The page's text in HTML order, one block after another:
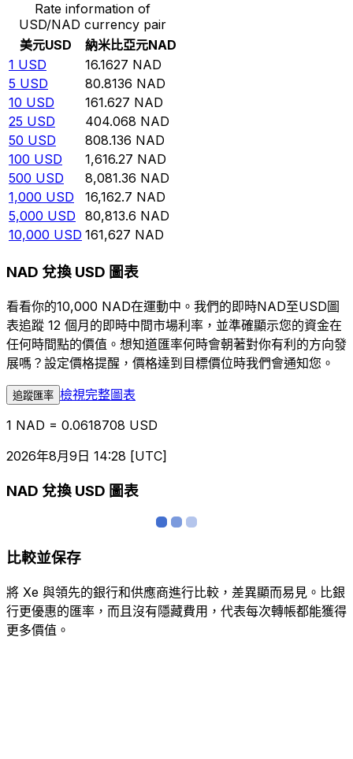
Rate information of
USD/NAD currency pair
美元USD 納米比亞元NAD
1 USD 16.1627 NAD
5 USD 80.8136 NAD
10 USD 161.627 NAD
25 USD 404.068 NAD
50 USD 808.136 NAD
100 USD 1,616.27 NAD
500 USD 8,081.36 NAD
1,000 USD 16,162.7 NAD
5,000 USD 80,813.6 NAD
10,000 USD 161,627 NAD
NAD 兌換 USD 圖表
看看你的10,000 NAD在運動中。我們的即時NAD至USD圖
表追蹤 12 個月的即時中間市場利率，並準確顯示您的資金在
任何時間點的價值。想知道匯率何時會朝著對你有利的方向發
展嗎？設定價格提醒，價格達到目標價位時我們會通知您。
追蹤匯率 檢視完整圖表
1 NAD = 0.0618708 USD
2026年8月9日 14:28 [UTC]
NAD 兌換 USD 圖表
比較並保存
將 Xe 與領先的銀行和供應商進行比較，差異顯而易見。比銀
行更優惠的匯率，而且沒有隱藏費用，代表每次轉帳都能獲得
更多價值。